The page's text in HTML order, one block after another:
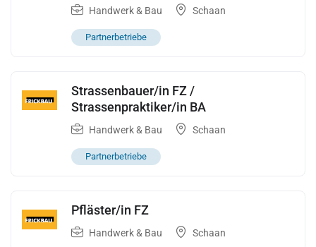
Handwerk & Bau Schaan
Partnerbetriebe
Strassenbauer/in FZ /
Strassenpraktiker/in BA
Handwerk & Bau Schaan
Partnerbetriebe
Pfläster/in FZ
Handwerk & Bau Schaan